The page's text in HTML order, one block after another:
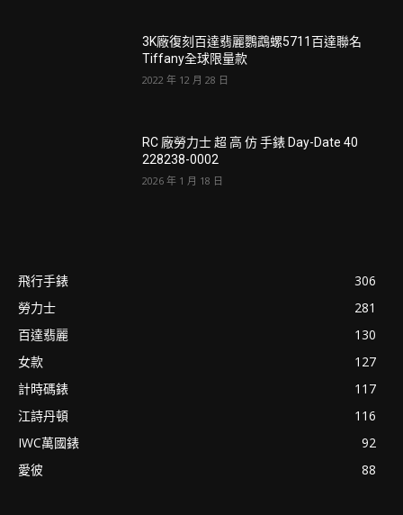
3K廠復刻百達翡麗鸚鵡螺5711百達聯名
Tiffany全球限量款
2022 年 12 月 28 日
RC 廠勞力士 超 高 仿 手錶 Day-Date 40
228238-0002
2026 年 1 月 18 日
飛行手錶
306
勞力士
281
百達翡麗
130
女款
127
計時碼錶
117
江詩丹頓
116
IWC萬國錶
92
愛彼
88